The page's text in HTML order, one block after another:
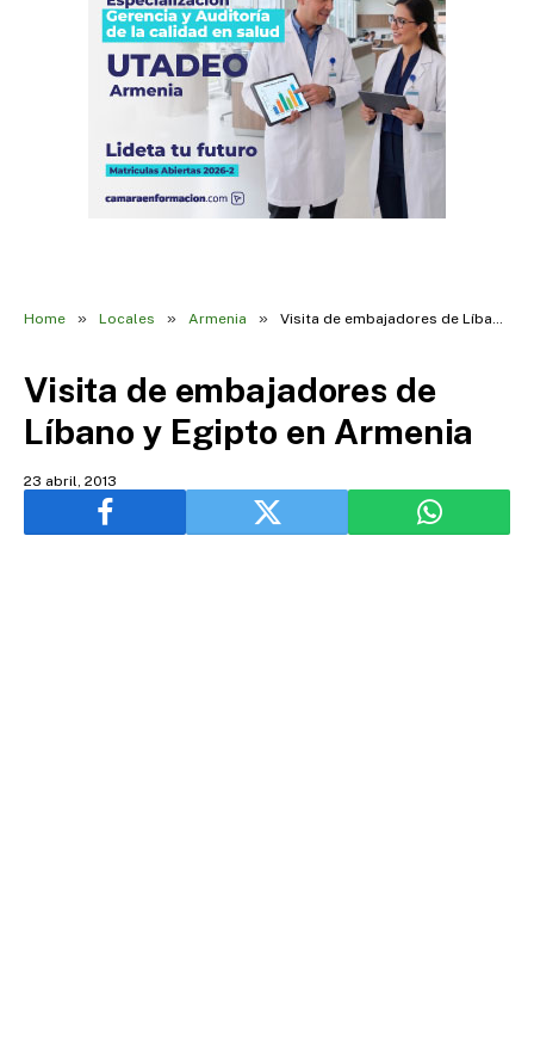
Home » Locales » Armenia » Visita de embajadores de Líbano y Egipto en Armenia
Visita de embajadores de
Líbano y Egipto en Armenia
23 abril, 2013